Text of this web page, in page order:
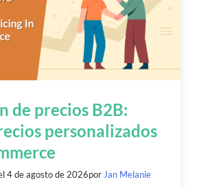
de precios B2B:
personalizados
4 de agosto de 2026porJan Melanie